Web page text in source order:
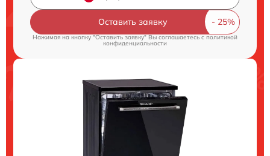
Оставить заявку
Нажимая на кнопку "Оставить заявку" Вы соглашаетесь cполитикой
конфиденциальности